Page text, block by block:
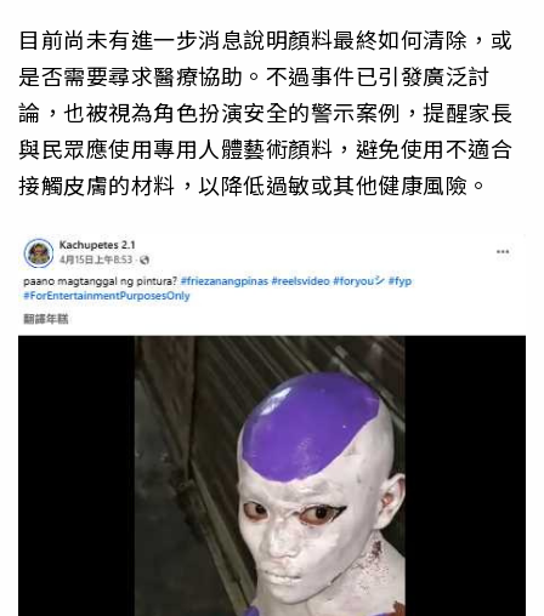
目前尚未有進一步消息說明顏料最終如何清除，或
是否需要尋求醫療協助。不過事件已引發廣泛討
論，也被視為角色扮演安全的警示案例，提醒家長
與民眾應使用專用人體藝術顏料，避免使用不適合
接觸皮膚的材料，以降低過敏或其他健康風險。